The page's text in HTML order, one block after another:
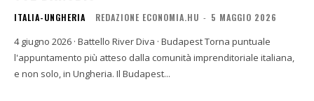
ITALIA-UNGHERIA REDAZIONE ECONOMIA.HU - 5 MAGGIO 2026
4 giugno 2026 · Battello River Diva · Budapest Torna puntuale
l'appuntamento più atteso dalla comunità imprenditoriale italiana,
e non solo, in Ungheria. Il Budapest...